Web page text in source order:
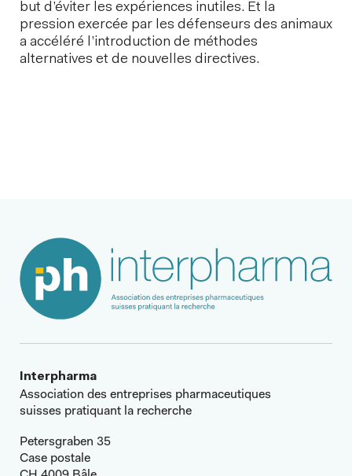
but d’éviter les expériences inutiles. Et la
pression exercée par les défenseurs des animaux
a accéléré l’introduction de méthodes
alternatives et de nouvelles directives.
Interpharma
Association des entreprises pharmaceutiques
suisses pratiquant la recherche
Petersgraben 35
Case postale